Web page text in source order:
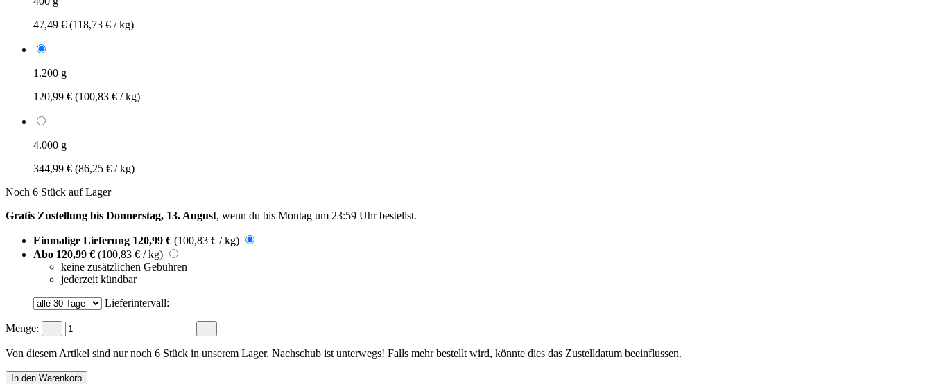
47,49 € (118,73 € / kg)
1.200 g
120,99 € (100,83 € / kg)
4.000 g
344,99 € (86,25 € / kg)
Noch 6 Stück auf Lager
Gratis Zustellung bis Donnerstag, 13. August, wenn du bis Montag um 23:59 Uhrbestellst.
Einmalige Lieferung 120,99 € (100,83 € / kg)
Abo 120,99 € (100,83 € / kg)
keine zusätzlichen Gebühren
jederzeit kündbar
Lieferintervall:
Menge:
Von diesem Artikel sind nur noch 6 Stück in unserem Lager. Nachschub ist unterwegs! Falls mehr bestellt wird, könnte dies das Zustelldatum beeinflussen.
In den Warenkorb